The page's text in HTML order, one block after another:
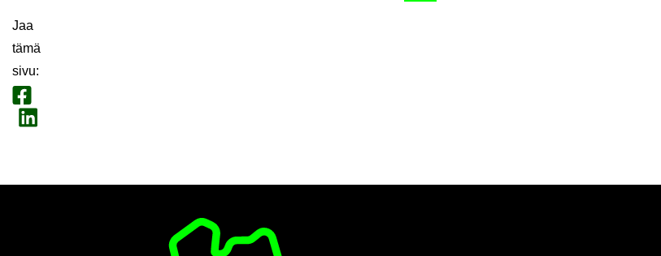
Jaa
tämä
sivu:
Jaa Face­book
Jaa Lin­ke­dI­nis­sä